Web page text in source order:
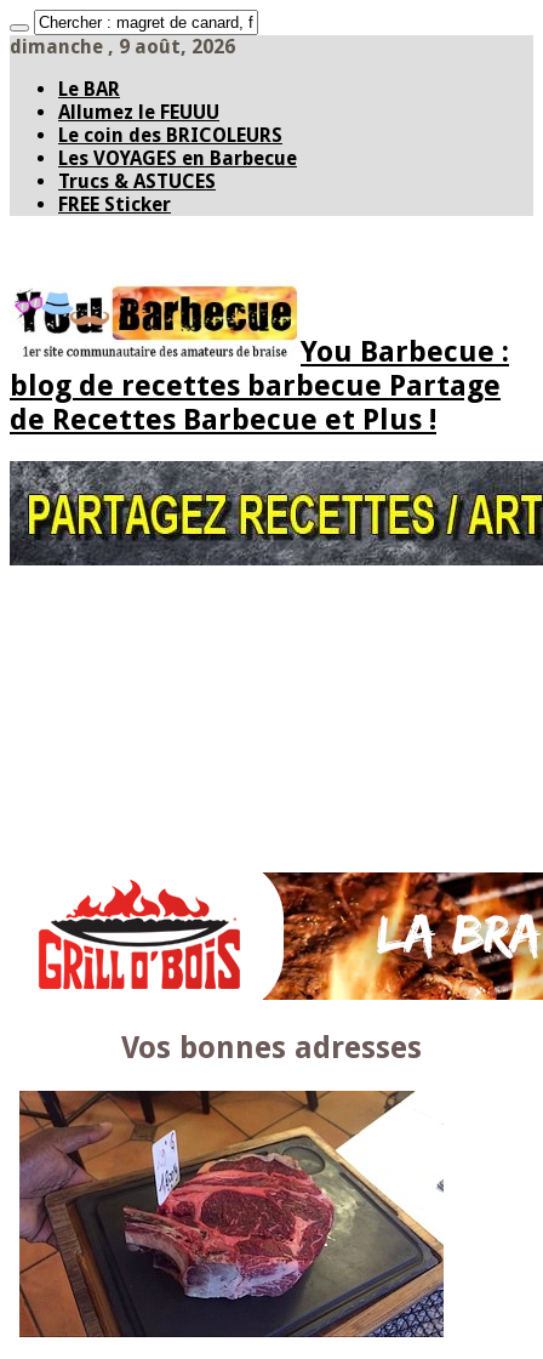
dimanche , 9 août, 2026
Le BAR
Allumez le FEUUU
Le coin des BRICOLEURS
Les VOYAGES en Barbecue
Trucs & ASTUCES
FREE Sticker
You Barbecue :
blog de recettes barbecue Partage
de Recettes Barbecue et Plus !
Vos bonnes adresses